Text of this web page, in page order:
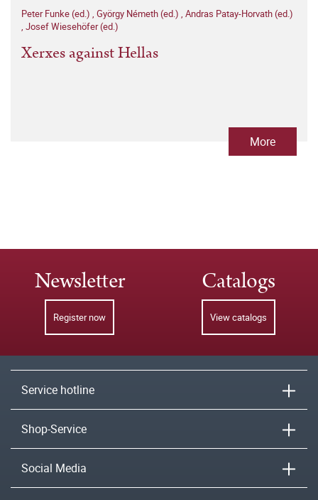
Peter Funke (ed.) , György Németh (ed.) , Andras Patay-Horvath (ed.)
, Josef Wiesehöfer (ed.)
Xerxes against Hellas
More
Newsletter
Register now
Catalogs
View catalogs
Service hotline
Shop-Service
Social Media